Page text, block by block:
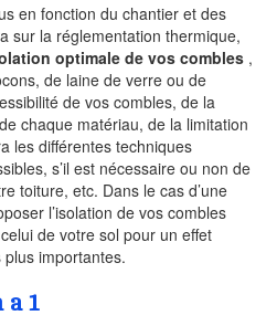
en fonction du chantier et des
sur la réglementation thermique,
optimale de vos combles ,
de laine de verre ou de
de vos combles, de la
chaque matériau, de la limitation
les différentes techniques
s’il est nécessaire ou non de
toiture, etc. Dans le cas d’une
l’isolation de vos combles
de votre sol pour un effet
importantes.
1